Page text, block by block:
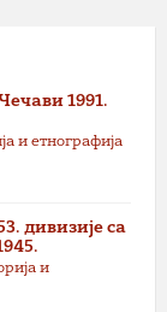
1991.
и етнографија
дивизије са
и